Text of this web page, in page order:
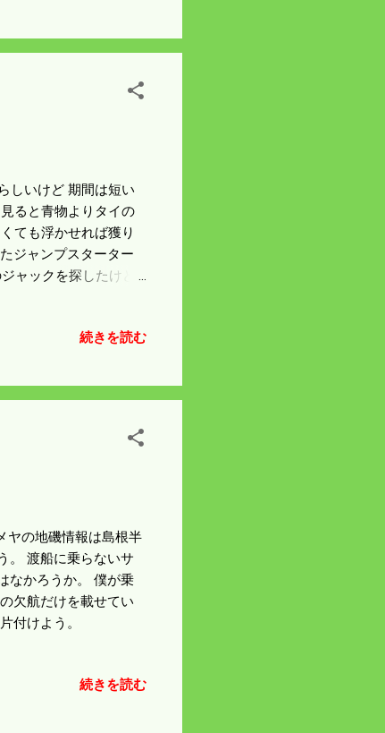
しいけど 期間は短い
ると青物よりタイの
ても浮かせれば獲り
ジャンプスターター
ャックを探したけど
フォークリフトもバ
続きを読む
ヤの地磯情報は島根半
。 渡船に乗らないサ
なかろうか。 僕が乗
欠航だけを載せてい
付けよう。
続きを読む